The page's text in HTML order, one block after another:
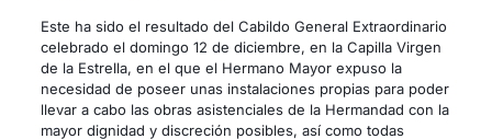
Este ha sido el resultado del Cabildo General Extraordinario
celebrado el domingo 12 de diciembre, en la Capilla Virgen
de la Estrella, en el que el Hermano Mayor expuso la
necesidad de poseer unas instalaciones propias para poder
llevar a cabo las obras asistenciales de la Hermandad con la
mayor dignidad y discreción posibles, así como todas